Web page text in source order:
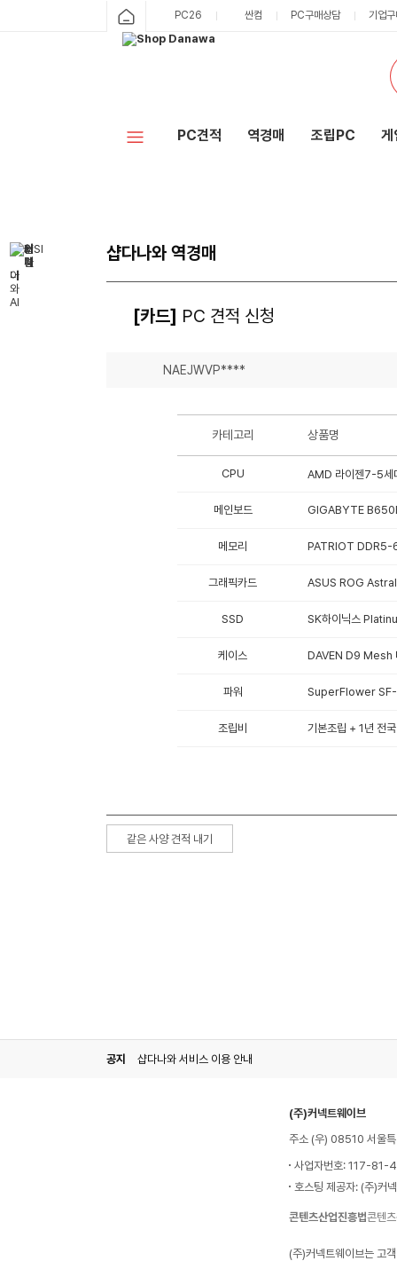
PC26 싼컴 PC구매상담 기업
PC견적 역경매 조립PC 게
샵다나와 역경매
[카드] PC 견적 신청
NAEJWVP****
카테고리 상품명
CPU AMD 라이젠7-5세
메인보드 GIGABYTE
메모리 PATRIOT DDR5-
그래픽카드 ASUS ROG
SSD SK하이닉스
케이스 DAVEN D9 Mesh
파워 SuperFlower SF-
조립비 기본조립 + 1년 전
같은 사양 견적 내기
공지 샵다나와 서비스 이용 안내
(주)커넥트웨이브
주소 (우) 08510 서울
사업자번호: 117-81-
호스팅 제공자: (주)커
콘텐츠산업진흥법콘텐
(주)커넥트웨이브는 고